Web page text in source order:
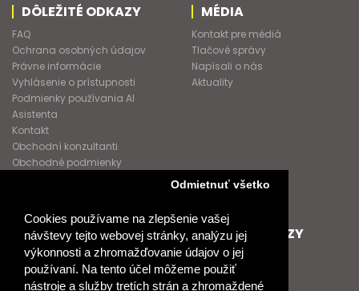
Cookies používame na zlepšenie vašej
návštevy tejto webovej stránky, analýzu jej
výkonnosti a zhromažďovanie údajov o jej
používaní. Na tento účel môžeme použiť
nástroje a služby tretích strán a zhromaždené
Odmietnuť všetko
DÔLEŽITÉ ODKAZY
FAQ
Ochrana osobných údajov
Právne informácie
Vyhlásenie o prístupnosti
Podmienky používania AI
Asistenta
Kontakt
Obchodní konzultanti
Obchodné podmienky
MÉDIA
Kontakt pre médiá
Tlačové správy
Napísali o nás
Aktuality
SPOLUPRACUJEME
Podporujeme
Naše projekty
Spolupracujeme
ĎALŠIE ODKAZY
O Raabe
O Klett
Naši autori